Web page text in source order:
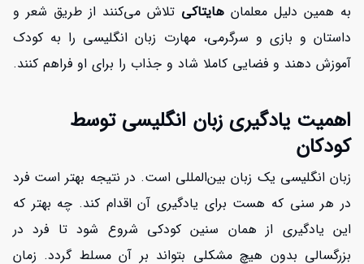
به همین دلیل معلمان هایتاکی تلاش می‌کنند از طریق شعر و
داستان و بازی و سرگرمی، مهارت زبان انگلیسی را به کودک
آموزش دهند و فضایی کاملا شاد و جذاب را برای او فراهم کنند.
اهمیت یادگیری زبان انگلیسی توسط
کودکان
زبان انگلیسی یک زبان بین‌المللی است. در نتیجه بهتر است فرد
در هر سنی که هست برای یادگیری آن اقدام کند. چه بهتر که
این یادگیری از همان سنین کودکی شروع شود تا فرد در
بزرگسالی بدون هیچ مشکلی بتواند بر آن مسلط گردد. زمان